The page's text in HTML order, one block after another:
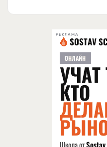
РЕКЛАМА